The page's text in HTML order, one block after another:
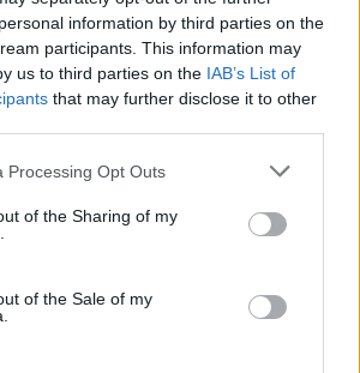
information by third parties on the
participants. This information may
us to third parties on the IAB’s List of
that may further disclose it to other
Processing Opt Outs
of the Sharing of my
of the Sale of my